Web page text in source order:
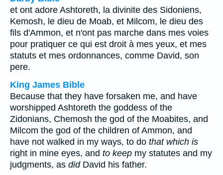
et ont adore Ashtoreth, la divinite des Sidoniens,
Kemosh, le dieu de Moab, et Milcom, le dieu des
fils d'Ammon, et n'ont pas marche dans mes voies
pour pratiquer ce qui est droit à mes yeux, et mes
statuts et mes ordonnances, comme David, son
pere.
King James Bible
Because that they have forsaken me, and have
worshipped Ashtoreth the goddess of the
Zidonians, Chemosh the god of the Moabites, and
Milcom the god of the children of Ammon, and
have not walked in my ways, to do that which is
right in mine eyes, and to keep my statutes and my
judgments, as didDavid his father.